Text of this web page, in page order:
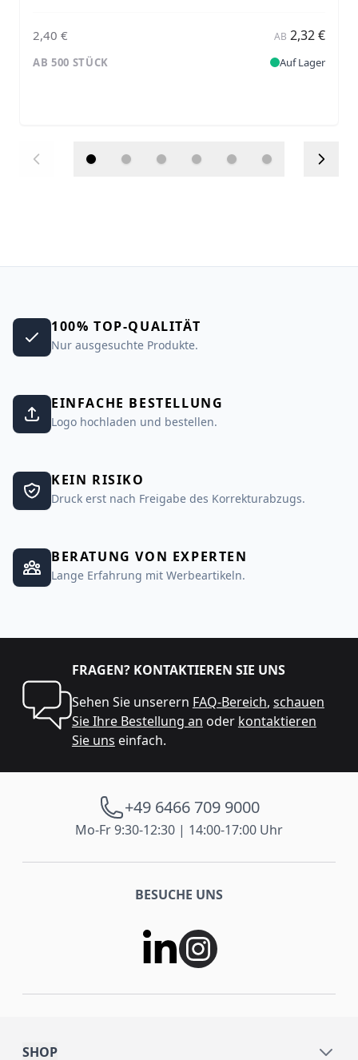
2,40 € AB 2,32 €
AB 500 STÜCK Auf Lager
100% TOP-QUALITÄT
Nur ausgesuchte Produkte.
EINFACHE BESTELLUNG
Logo hochladen und bestellen.
KEIN RISIKO
Druck erst nach Freigabe des Korrekturabzugs.
BERATUNG VON EXPERTEN
Lange Erfahrung mit Werbeartikeln.
FRAGEN? KONTAKTIEREN SIE UNS
Sehen Sie unserern FAQ-Bereich, schauen
Sie Ihre Bestellung an oder kontaktieren
Sie uns einfach.
+49 6466 709 9000
Mo-Fr 9:30-12:30 | 14:00-17:00 Uhr
BESUCHE UNS
SHOP